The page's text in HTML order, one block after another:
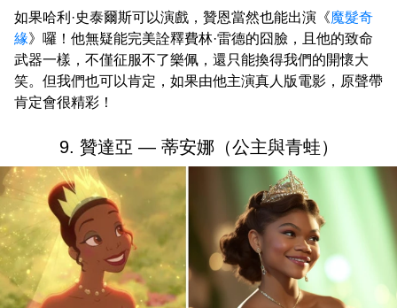
如果哈利·史泰爾斯可以演戲，贊恩當然也能出演《魔髮奇
緣》囉！他無疑能完美詮釋費林·雷德的囧臉，且他的致命
武器一樣，不僅征服不了樂佩，還只能換得我們的開懷大
笑。但我們也可以肯定，如果由他主演真人版電影，原聲帶
肯定會很精彩！
9. 贊達亞 — 蒂安娜（公主與青蛙）